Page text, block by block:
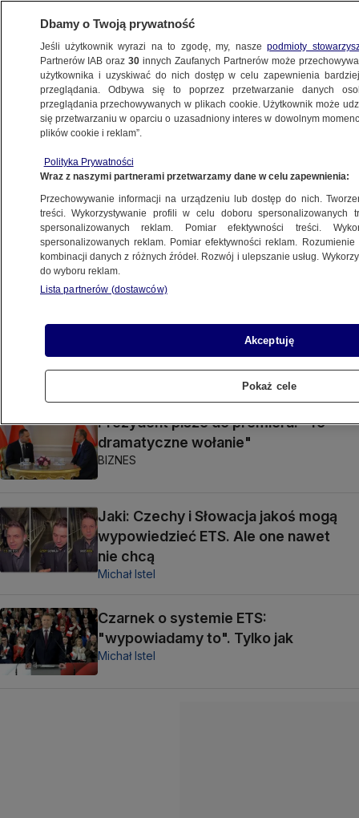
EMISJA CO2
O to kłócą się politycy.
Wyjaśniamy
Wiktor Knowski
Zajączkowska-Hernik: "rząd Tuska
zgodził się na ETS2". A naprawdę?
Michał Istel
Tusk cytuje Morawieckiego
Prezydent pisze do premiera. "To
dramatyczne wołanie"
BIZNES
Jaki: Czechy i Słowacja jakoś mogą
wypowiedzieć ETS. Ale one nawet
nie chcą
Michał Istel
Czarnek o systemie ETS:
"wypowiadamy to". Tylko jak
Michał Istel
Dbamy o Twoją prywatność
Jeśli użytkownik wyrazi na to zgodę, my, naszepodmioty
Partnerów IAB oraz30 innych Zaufanych Partnerów może
użytkownika i uzyskiwać do nich dostęp w celu zapewnienia
przeglądania. Odbywa się to poprzez przetwarzanie danych
przeglądania przechowywanych w plikach cookie. Użytkownik może
się przetwarzaniu w oparciu o uzasadniony interes w dowolnym
plików cookie i reklam”.
Polityka Prywatności
Wraz z naszymi partnerami przetwarzamy dane w celu zapewnienia:
Przechowywanie informacji na urządzeniu lub dostęp do nich.
treści. Wykorzystywanie profili w celu doboru spersonalizowanych
spersonalizowanych reklam. Pomiar efektywności treści.
spersonalizowanych reklam. Pomiar efektywności reklam.
kombinacji danych z różnych źródeł. Rozwój i ulepszanie usług.
do wyboru reklam.
Lista partnerów (dostawców)
Akceptuję
Pokaż cele